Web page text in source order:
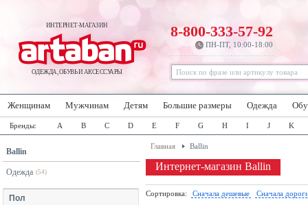
ИНТЕРНЕТ-МАГАЗИН
ОДЕЖДА, ОБУВЬ И АКСЕССУАРЫ
8-800-333-57-92
ПН-ПТ, 10:00-18:00
Женщинам Мужчинам Детям Большие размеры Одежда
Бренды: A B C D E F G H I J K
Ballin
Одежда (54)
Пол
Главная Ballin
Интернет-магазин Ballin
Сортировка: Сначала дешевые Сначала